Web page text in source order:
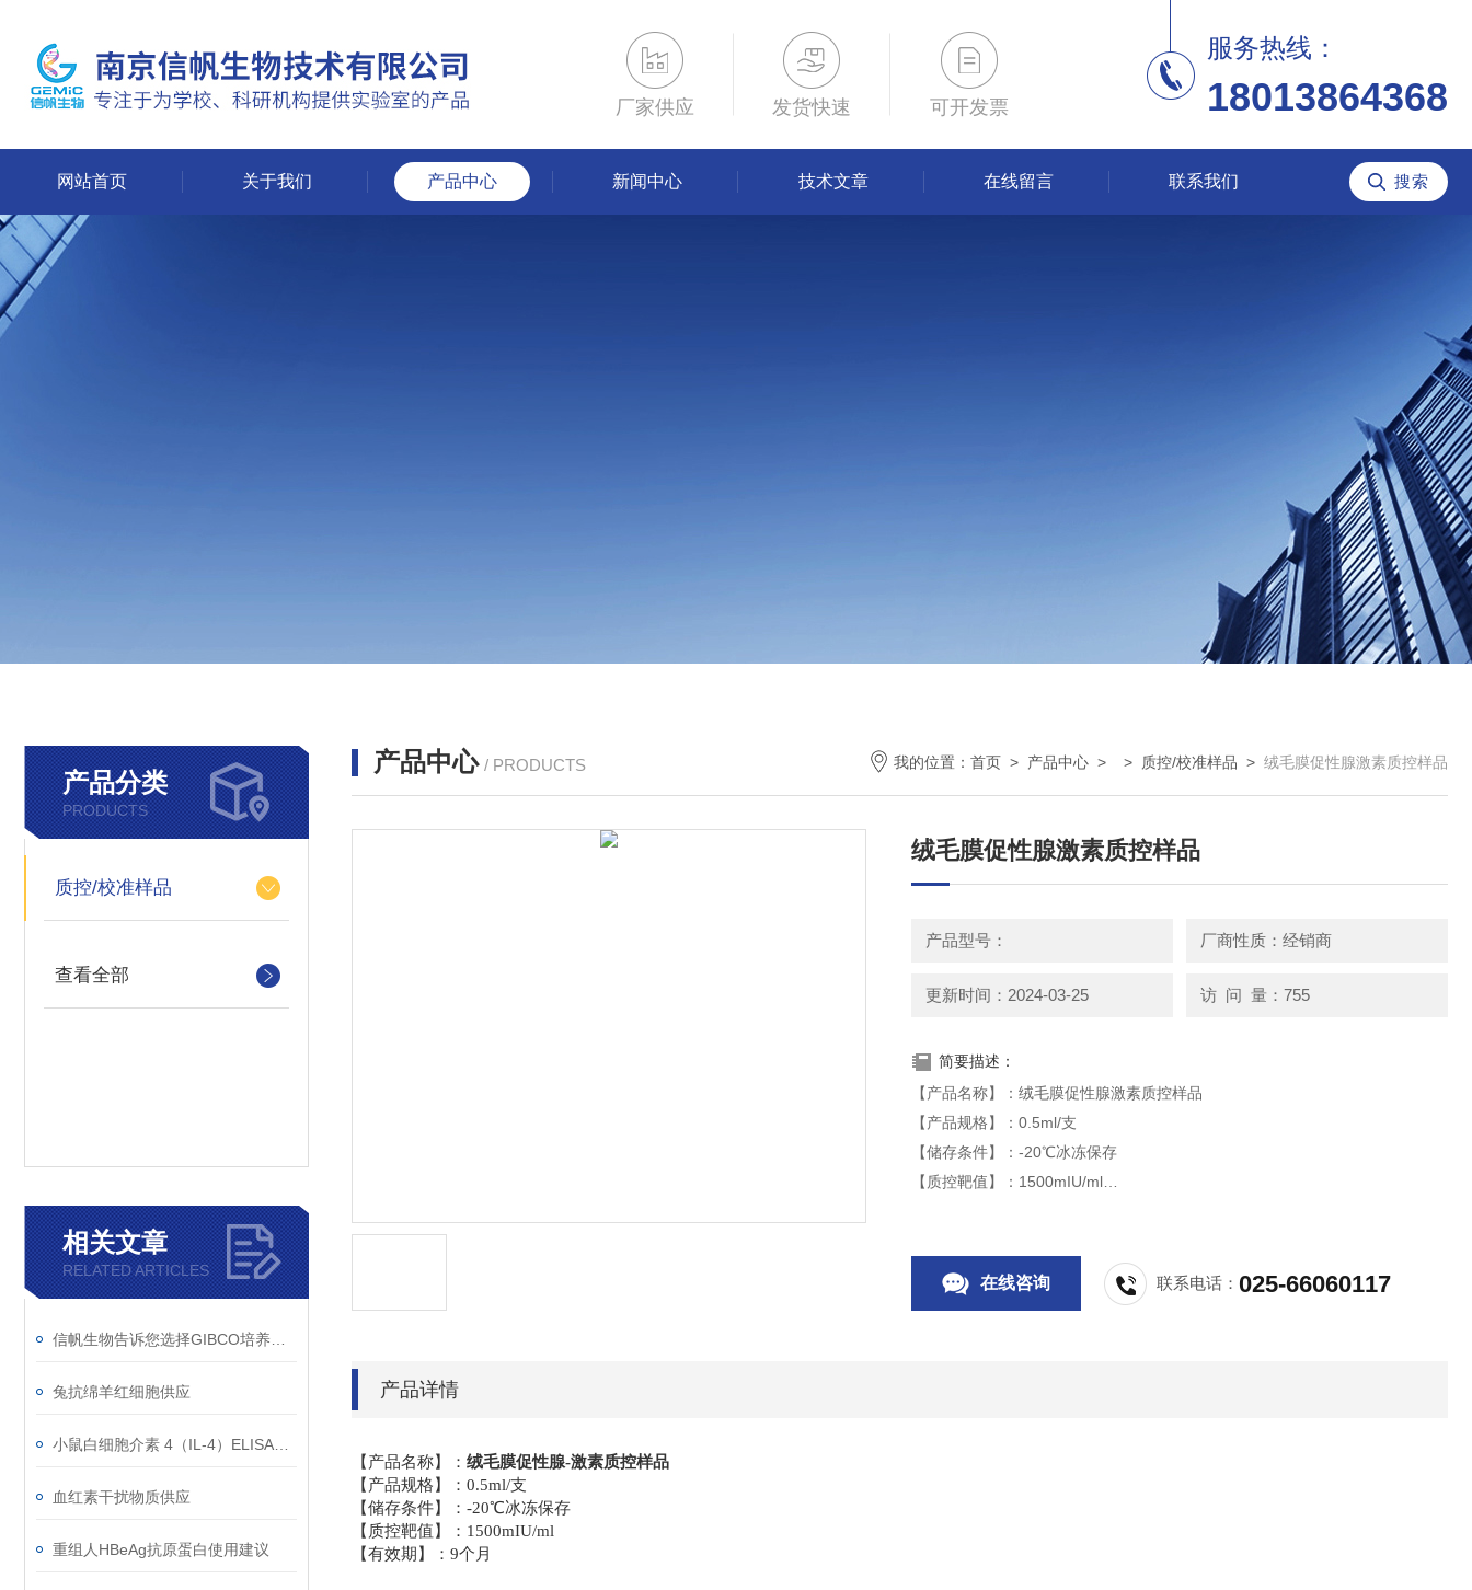
厂家供应 发货快速 可开发票
服务热线：
18013864368
网站首页 关于我们 产品中心 新闻中心 技术文章 在线留言 联系我们
产品分类
PRODUCTS
质控/校准样品
查看全部
相关文章
RELATED ARTICLES
兔抗绵羊红细胞供应
血红素干扰物质供应
重组人HBeAg抗原蛋白使用建议
产品中心 / PRODUCTS 我的位置： 首页 > 产品中心 > > 质控/校准样品 > 绒毛膜促性腺激素质控样品
绒毛膜促性腺激素质控样品
产品型号： 厂商性质：经销商
更新时间：2024-03-25 访 问 量：755
简要描述：
【产品名称】：绒毛膜促性腺激素质控样品
【产品规格】：0.5ml/支
【储存条件】：-20℃冰冻保存
【质控靶值】：1500mIU/ml
在线咨询 联系电话：025-66060117
产品详情
【产品名称】： 绒毛膜促性腺-激素质控样品
【产品规格】： 0.5ml/支
【储存条件】： -20℃冰冻保存
【质控靶值】： 1500mIU/ml
【有效期】： 9个月